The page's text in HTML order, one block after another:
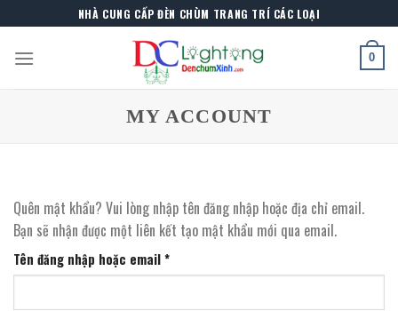
to
content
NHÀ CUNG CẤP ĐÈN CHÙM TRANG TRÍ CÁC LOẠI
0
MY ACCOUNT
Quên mật khẩu? Vui lòng nhập tên đăng nhập hoặc địa chỉ email.
Bạn sẽ nhận được một liên kết tạo mật khẩu mới qua email.
Tên đăng nhập hoặc email*Bắt
buộc